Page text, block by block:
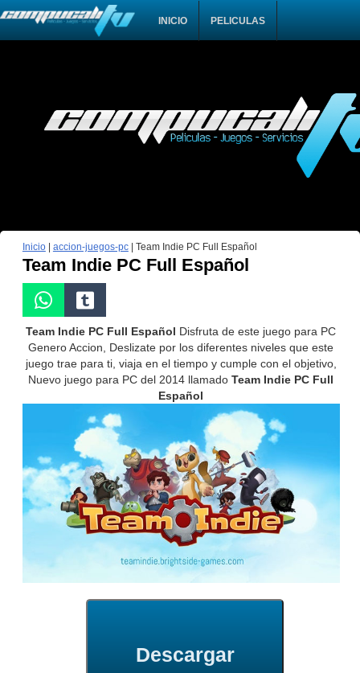
INICIO PELICULAS
Inicio| accion-juegos-pc| Team Indie PC Full Español
Team Indie PC Full Español
Team Indie PC Full Español Disfruta de este juego para PC
Genero Accion, Deslizate por los diferentes niveles que este
juego trae para ti, viaja en el tiempo y cumple con el objetivo,
Nuevo juego para PC del 2014 llamadoTeam Indie PC Full
Español
Descargar